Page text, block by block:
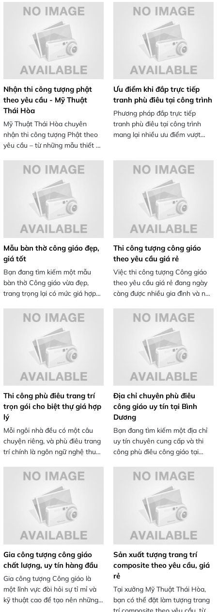
chất lượng từng chi tiết, phù hợp
sân vườn, công viên, lễ hội hay
các công trình.
đầy ý nghĩa. Tuy nhiên, việc
đẹp, đúng chất lượng với mức
giá hợp lý không phải lúc nào
cũng dễ. Hãy cùng Mỹ Thuật Mỹ
Hòa khám phá những tranh
phật giáo đẹp dưới đây nhé!
Nhận thi công tượng phật
theo yêu cầu - Mỹ Thuật
Thái Hòa
Mỹ Thuật Thái Hòa chuyên
nhận thi công tượng Phật theo
yêu cầu – từ những mẫu thiết kế
chất liệu đa dạng như xi măng,
mọi nhu cầu về kích thước,
phong cách và ngân sách.
Ưu điểm khi đắp trực tiếp
tranh phù điêu tại công trình
Phương pháp đắp trực tiếp
tranh phù điêu tại công trình
mang lại nhiều ưu điểm vượt
thời gian. Nếu bạn đang tìm giải
chắn, hãy cùng Mỹ Thuật Thái
Hòa khám phá những lợi ích
tuyệt vời của phương pháp này.
Mẫu bàn thờ công giáo đẹp,
giá tốt
Bạn đang tìm kiếm một mẫu
bàn thờ Công giáo vừa đẹp,
trang trọng lại có mức giá hợp
rất nhiều kiểu dáng, chất liệu và
lựa chọn trở nên khó khăn. Hãy
cùng Mỹ Thuật Thái Hòa điểm
qua các mẫu bàn thờ Công giáo
được ưa chuộng nhất, giúp bạn
dễ dàng chọn lựa không gian
Thi công tượng công giáo
theo yêu cầu giá rẻ
Việc thi công tượng Công giáo
theo yêu cầu giá rẻ đang ngày
càng được nhiều gia đình và nhà
giúp thể hiện sự trang nghiêm,
độc đáo, phù hợp với từng
không gian thờ tự. Hãy cùng Mỹ
Thuật Thái Hòa khám phá dịch
vụ thi công tượng Công giáo
chất lượng nhưng giá cả hợp lý
Thi công phù điêu trang trí
trọn gói cho biệt thự giá hợp
lý
Mỗi ngôi nhà đều có một câu
chuyện riêng, và phù điêu trang
trí chính là ngôn ngữ nghệ thuật
đường nét tinh xảo, đa dạng
đang trở thành xu hướng nổi bật
trong các công trình nhà phố và
biệt thự hiện nay. Hãy cùng
chúng tôi khám phá những mẫu
phù điêu đẹp mắt, ấn tượng và
Địa chỉ chuyên phù điêu
công giáo uy tín tại Bình
Dương
Bạn đang tìm kiếm một địa chỉ
uy tín chuyên cung cấp và thi
công phù điêu công giáo tại
lâu năm cùng đội ngũ nghệ
Hòa tự hào mang đến những
sản phẩm phù điêu tinh xảo,
bền đẹp, góp phần tôn vinh giá
trị thiêng liêng trong không gian
nhà thờ và các công trình tôn
Gia công tượng công giáo
chất lượng, uy tín hàng đầu
Gia công tượng Công giáo là
một lĩnh vực đòi hỏi sự tỉ mỉ và
kỹ thuật cao để tạo nên những
Sản xuất tượng trang trí
composite theo yêu cầu, giá
rẻ
Tại xưởng Mỹ Thuật Thái Hòa,
bạn có thể đặt làm tượng trang